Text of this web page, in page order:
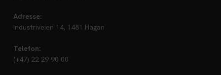
Adresse:
Industriveien 14, 1481 Hagan
Telefon:
(+47) 22 29 90 00